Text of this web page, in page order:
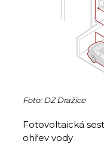
Foto: DZ Dražice
Fotovoltaická
ohřev vody